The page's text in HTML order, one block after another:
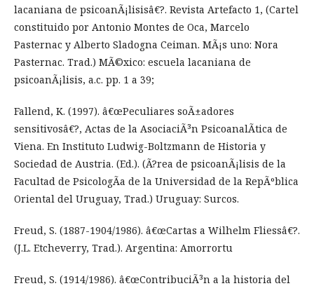
lacaniana de psicoanÃ¡lisisâ€?. Revista Artefacto 1, (Cartel
constituido por Antonio Montes de Oca, Marcelo
Pasternac y Alberto Sladogna Ceiman. MÃ¡s uno: Nora
Pasternac. Trad.) MÃ©xico: escuela lacaniana de
psicoanÃ¡lisis, a.c. pp. 1 a 39;
Fallend, K. (1997). â€œPeculiares soÃ±adores
sensitivosâ€?, Actas de la AsociaciÃ³n PsicoanalÃ­tica de
Viena. En Instituto Ludwig-Boltzmann de Historia y
Sociedad de Austria. (Ed.). (Ã?rea de psicoanÃ¡lisis de la
Facultad de PsicologÃ­a de la Universidad de la RepÃºblica
Oriental del Uruguay, Trad.) Uruguay: Surcos.
Freud, S. (1887-1904/1986). â€œCartas a Wilhelm Fliessâ€?.
(J.L. Etcheverry, Trad.). Argentina: Amorrortu
Freud, S. (1914/1986). â€œContribuciÃ³n a la historia del